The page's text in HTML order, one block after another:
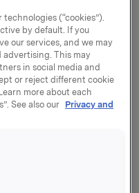
EBIT
sammenlignet med
av høyere
% i Nord-Amerika og
(“cookies”).
by default. If you
our services, and we may
This may
in social media and
or reject different cookie
more about each
See also our Privacy and